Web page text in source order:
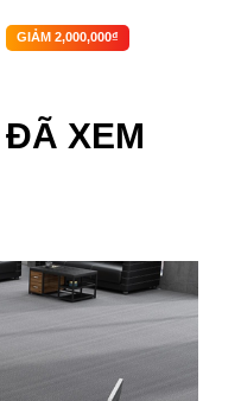
GIẢM 2,000,000₫
XEM